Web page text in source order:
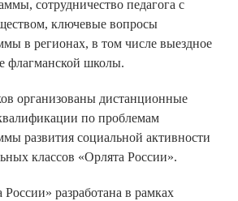
сотрудничество педагога с
ключевые вопросы
в регионах, в том числе выездное
флагманской школы.
организованы дистанционные
по проблемам
развития социальной активности
классов «Орлята России».
разработана в рамках